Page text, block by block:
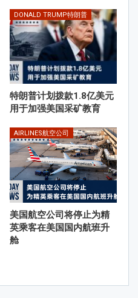
DONALD TRUMP特朗普
特朗普计划拨款1.8亿美元
用于加强美国采矿教育
AIRLINES航空公司
美国航空公司将停止为精
英乘客在美国国内航班升
舱